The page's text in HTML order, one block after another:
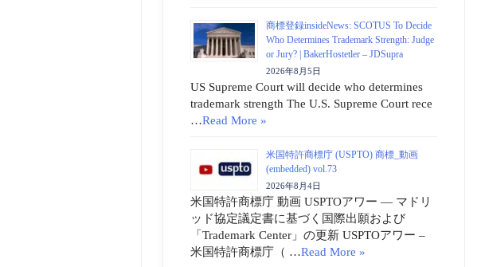
商標登録insideNews: SCOTUS To Decide
Who Determines Trademark Strength: Judge
or Jury? | BakerHostetler – JDSupra
2026年8月5日
US Supreme Court will decide who determines
trademark strength The U.S. Supreme Court rece
…Read More »
米国特許商標庁 (USPTO) 商標_動画
(embedded) vol.73
2026年8月4日
米国特許商標庁 動画 USPTOアワー ― マドリ
ッド協定議定書に基づく国際出願および
「Trademark Center」の更新 USPTOアワー –
米国特許商標庁（ …Read More »